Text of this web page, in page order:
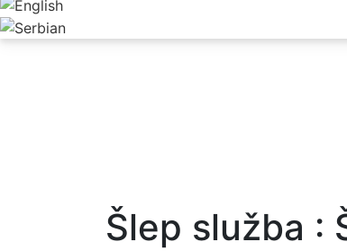
Šlep služba :